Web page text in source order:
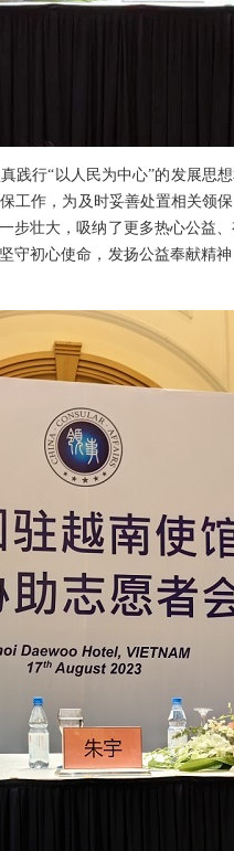
践行“以人民为中心”的发展思
作，为及时妥善处置相关领
步壮大，吸纳了更多热心公益
守初心使命，发扬公益奉献精